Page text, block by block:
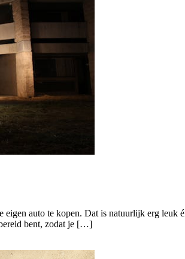
auto te kopen. Dat is natuurlijk erg
bent, zodat je […]